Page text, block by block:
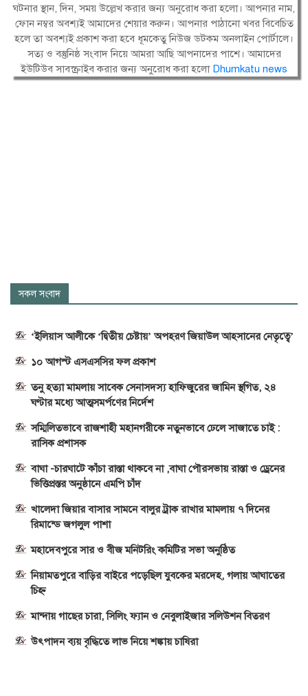
ঘটনার স্থান, দিন, সময় উল্লেখ করার জন্য অনুরোধ করা হলো। আপনার নাম,
ফোন নম্বর অবশ্যই আমাদের শেয়ার করুন। আপনার পাঠানো খবর বিবেচিত
হলে তা অবশ্যই প্রকাশ করা হবে ধূমকেতু নিউজ ডটকম অনলাইন পোর্টালে।
সত্য ও বস্তুনিষ্ঠ সংবাদ নিয়ে আমরা আছি আপনাদের পাশে। আমাদের
ইউটিউব সাবস্ক্রাইব করার জন্য অনুরোধ করা হলো Dhumkatu news
সকল সংবাদ
‘ইলিয়াস আলীকে ‘দ্বিতীয় চেষ্টায়’ অপহরণ জিয়াউল আহসানের নেতৃত্বে’
১০ আগস্ট এসএসসির ফল প্রকাশ
তনু হত্যা মামলায় সাবেক সেনাসদস্য হাফিজুরের জামিন স্থগিত, ২৪
ঘণ্টার মধ্যে আত্মসমর্পণের নির্দেশ
সম্মিলিতভাবে রাজশাহী মহানগরীকে নতুনভাবে ঢেলে সাজাতে চাই :
রাসিক প্রশাসক
বাঘা -চারঘাটে কাঁচা রাস্তা থাকবে না ,বাঘা পৌরসভায় রাস্তা ও ড্রেনের
ভিত্তিপ্রস্তর অনুষ্ঠানে এমপি চাঁদ
খালেদা জিয়ার বাসার সামনে বালুর ট্রাক রাখার মামলায় ৭ দিনের
রিমান্ডে জগলুল পাশা
মহাদেবপুরে সার ও বীজ মনিটরিং কমিটির সভা অনুষ্ঠিত
নিয়ামতপুরে বাড়ির বাইরে পড়েছিল যুবকের মরদেহ, গলায় আঘাতের
চিহ্ন
মান্দায় গাছের চারা, সিলিং ফ্যান ও নেবুলাইজার সলিউশন বিতরণ
উৎপাদন ব্যয় বৃদ্ধিতে লাভ নিয়ে শঙ্কায় চাষিরা